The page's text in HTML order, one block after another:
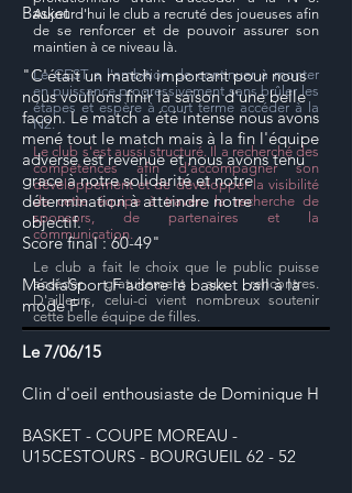
Aujourd'hui le club a recruté des joueuses afin
de se renforcer et de pouvoir assurer son
maintien à ce niveau là.
Le CEST a l'ambition de continuer à monter
en puissance progressivement sans brûler les
étapes et espère à court terme accéder à la
N2.
Le club s'est aussi structuré. Il a recherché des
compétences afin d'accompagner son
développement et de développer la visibilité
de cette équipe à travers la recherche de
sponsors, de partenaires et la
communication.
Le club a fait le choix que le public puisse
accéder gratuitement aux rencontres.
D'ailleurs, celui-ci vient nombreux soutenir
cette belle équipe de filles.
Basket
"C'était un match important pour nous
nous voulions finir la saison d'une belle
facon. Le match a été intense nous avons
mené tout le match mais à la fin l'équipe
adverse est revenue et nous avons tenu
grace à notre solidarité et notre
détermination à atteindre notre
objectif.
Score final : 60-49"
MédiaSport.F adore le basket ball à la
mode F !
Le 7/06/15
Clin d'oeil enthousiaste de Dominique H
BASKET - COUPE MOREAU -
U15CESTOURS - BOURGUEIL 62 - 52